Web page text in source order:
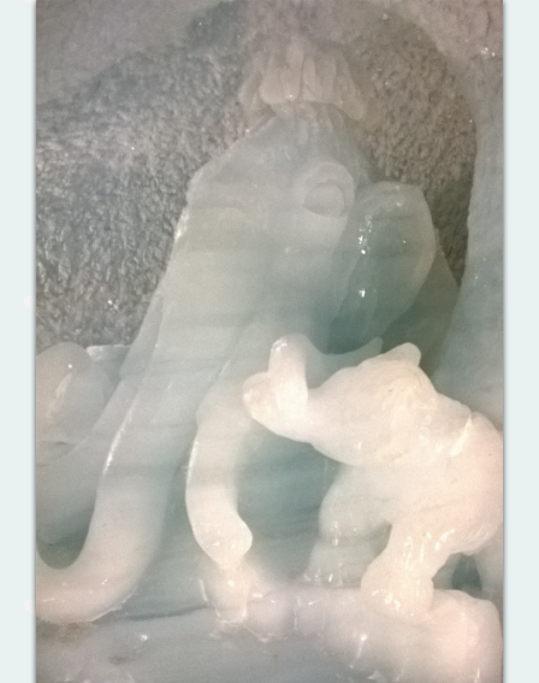
Ваш английский здесь!
Интерактивные упражнения, FCE и
многое другое. Практические советы в
моих аудиоуроках.
Reporting events